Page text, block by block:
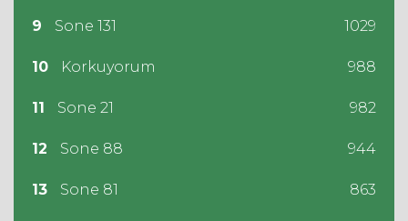
9 Sone 131 1029
10 Korkuyorum 988
11 Sone 21 982
12 Sone 88 944
13 Sone 81 863